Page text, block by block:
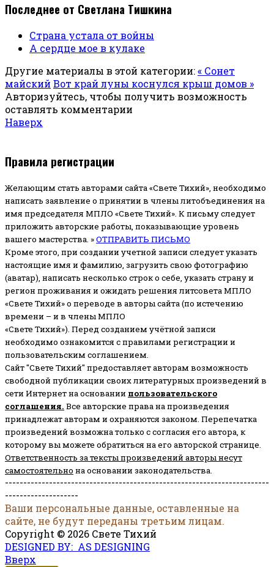
Последнее от Светлана Тишкина
Страна устала от войны
А сердце мое в кулаке
Другие материалы в этой категории:« Сонет
майский Вот край луны коснулся крыш домов »
Авторизуйтесь, чтобы получить возможность
оставлять комментарии
Наверх
Правила регистрации
Желающим стать авторами сайта «Свете Тихий», необходимо
написать заявление о принятии в члены литобъединения на
имя председателя МПЛО «Свете Тихий». К письму следует
приложить авторские работы, показывающие уровень
вашего мастерства. »ОТПРАВИТЬ ПИСЬМО
Кроме этого, при создании учетной записи следует указать
настоящие имя и фамилию, загрузить свою фотографию
(аватар), написать несколько строк о себе, указать страну и
регион проживания и ожидать решения литсовета МПЛО
«Свете Тихий» о переводе в авторы сайта (по истечению
времени – и в члены МПЛО
«Свете Тихий»). Перед созданием учётной записи
необходимо ознакомится с правилами регистрации и
пользовательским соглашением.
Сайт "Свете Тихий" предоставляет авторам возможность
свободной публикации своих литературных произведений в
сети Интернет на основании пользовательского
соглашения. Все авторские права на произведения
принадлежат авторам и охраняются законом. Перепечатка
произведений возможна только с согласия его автора, к
которому вы можете обратиться на его авторской странице.
Ответственность за тексты произведений авторы несут
самостоятельно на основании законодательства.
------------------------------------------------------------------------
--------------------
Ваши персональные данные, оставленные на
сайте, не будут переданы третьим лицам.
Copyright © 2026 Свете Тихий
DESIGNED BY: AS DESIGNING
Вверх